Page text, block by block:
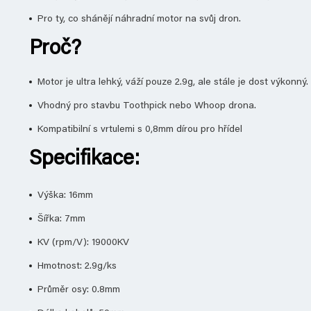
Pro ty, co shánějí náhradní motor na svůj dron.
Proč?
Motor je ultra lehký, váží pouze 2.9g, ale stále je dost výkonný.
Vhodný pro stavbu Toothpick nebo Whoop drona.
Kompatibilní s vrtulemi s 0,8mm dírou pro hřídel
Specifikace:
Výška: 16mm
Šířka: 7mm
KV (rpm/V): 19000KV
Hmotnost: 2.9g/ks
Průměr osy: 0.8mm